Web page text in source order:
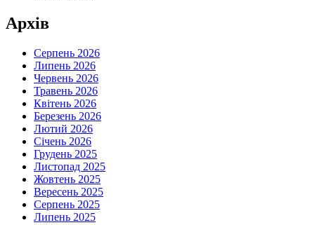
Архів
Серпень 2026
Липень 2026
Червень 2026
Травень 2026
Квітень 2026
Березень 2026
Лютий 2026
Січень 2026
Грудень 2025
Листопад 2025
Жовтень 2025
Вересень 2025
Серпень 2025
Липень 2025